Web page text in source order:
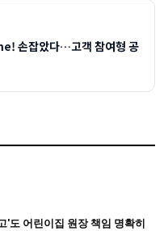
손잡았다…고객 참여형 공
'도 어린이집 원장 책임 명확히